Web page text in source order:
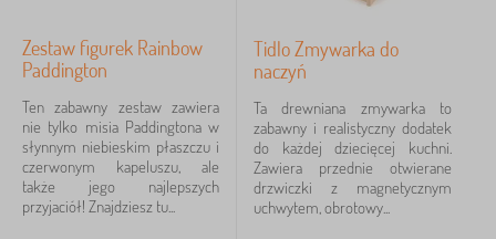
Zestaw figurek Rainbow
Paddington
Ten zabawny zestaw zawiera
nie tylko misia Paddingtona w
słynnym niebieskim płaszczu i
czerwonym kapeluszu, ale
także jego najlepszych
przyjaciół! Znajdziesz tu...
Tidlo Zmywarka do
naczyń
Ta drewniana zmywarka to
zabawny i realistyczny dodatek
do każdej dziecięcej kuchni.
Zawiera przednie otwierane
drzwiczki z magnetycznym
uchwytem, obrotowy...